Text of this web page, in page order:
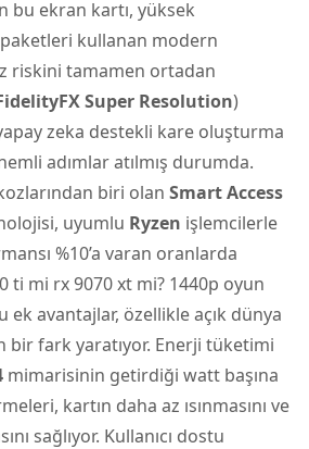
bu ekran kartı, yüksek
kullanan modern
riskini tamamen ortadan
Super Resolution)
zeka destekli kare oluşturma
adımlar atılmış durumda.
biri olan Smart Access
uyumlu Ryzen işlemcilerle
%10’a varan oranlarda
ti mi rx 9070 xt mi? 1440p oyun
ek avantajlar, özellikle açık dünya
bir fark yaratıyor. Enerji tüketimi
mimarisinin getirdiği watt başına
kartın daha az ısınmasını ve
sağlıyor. Kullanıcı dostu